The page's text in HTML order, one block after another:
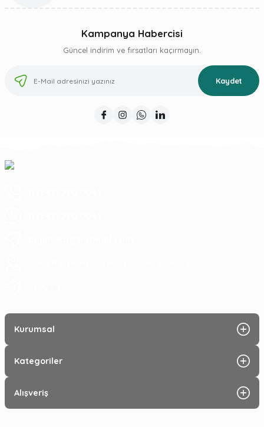
Kampanya Habercisi
Güncel indirim ve fırsatları kaçırmayın.
Kaydet
Kurumsal
Kategoriler
Alışveriş